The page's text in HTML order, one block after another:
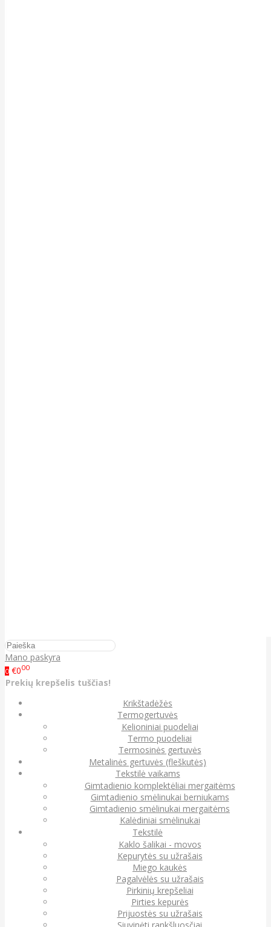
Mano paskyra
0 €000
Prekių krepšelis tuščias!
Krikštadėžės
Termogertuvės
Kelioniniai puodeliai
Termo puodeliai
Termosinės gertuvės
Metalinės gertuvės (fleškutės)
Tekstilė vaikams
Gimtadienio komplektėliai mergaitėms
Gimtadienio smėlinukai berniukams
Gimtadienio smėlinukai mergaitėms
Kalėdiniai smėlinukai
Tekstilė
Kaklo šalikai - movos
Kepurytės su užrašais
Miego kaukės
Pagalvėlės su užrašais
Pirkinių krepšeliai
Pirties kepurės
Prijuostės su užrašais
Siuvinėti rankšluosčiai